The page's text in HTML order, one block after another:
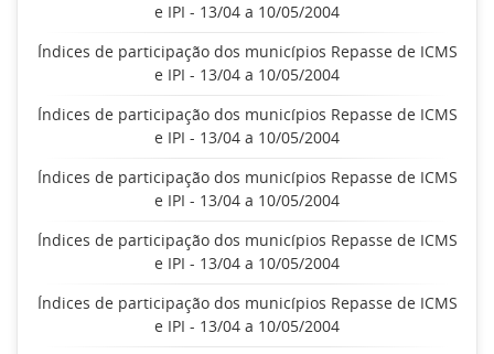
e IPI - 13/04 a 10/05/2004
Índices de participação dos municípios Repasse de ICMS
e IPI - 13/04 a 10/05/2004
Índices de participação dos municípios Repasse de ICMS
e IPI - 13/04 a 10/05/2004
Índices de participação dos municípios Repasse de ICMS
e IPI - 13/04 a 10/05/2004
Índices de participação dos municípios Repasse de ICMS
e IPI - 13/04 a 10/05/2004
Índices de participação dos municípios Repasse de ICMS
e IPI - 13/04 a 10/05/2004